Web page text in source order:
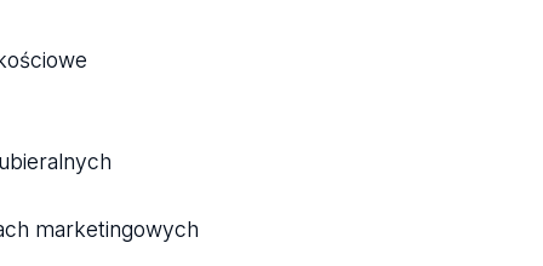
marketingowych